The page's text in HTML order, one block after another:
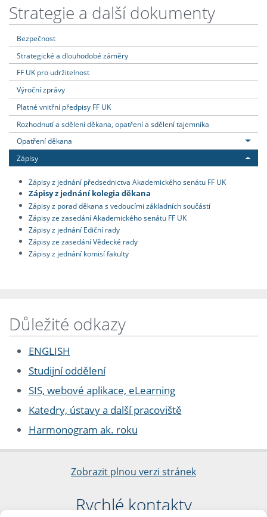
Strategie a další dokumenty
Bezpečnost
Strategické a dlouhodobé záměry
FF UK pro udržitelnost
Výroční zprávy
Platné vnitřní předpisy FF UK
Rozhodnutí a sdělení děkana, opatření a sdělení tajemníka
Opatření děkana
Zápisy
Zápisy z jednání předsednictva Akademického senátu FF UK
Zápisy z jednání kolegia děkana
Zápisy z porad děkana s vedoucími základních součástí
Zápisy ze zasedání Akademického senátu FF UK
Zápisy z jednání Ediční rady
Zápisy ze zasedání Vědecké rady
Zápisy z jednání komisí fakulty
Důležité odkazy
ENGLISH
Studijní oddělení
SIS, webové aplikace, eLearning
Katedry, ústavy a další pracoviště
Harmonogram ak. roku
Zobrazit plnou verzi stránek
Rychlé kontakty